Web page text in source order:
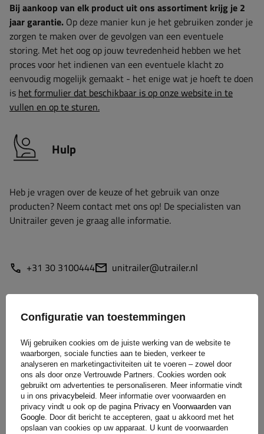
Bij aankoop van elk product uit ons assortiment krijg je 2
jaar garantie. Op deze manier kun je het gebruiken zonder je
zorgen te maken over de gevolgen van een eventuele
storing. Met het oog op jouw tevredenheid hebben we het
proces voor het indienen van een eventuele klacht zo
eenvoudig mogelijk gemaakt - het enige wat je hoeft te doen
is het formulier dat beschikbaar is op onze website in te
vullen en op te sturen.
Hulp
Heb je vragen over de keuze of het gebruik van onze
producten? Neem contact met ons op! De specialisten van
Unitrailer geven je graag alle informatie.
+31 30 3100444 unitrailer@utrailer.nl
Levering
Stel uw vraag
Configuratie van toestemmingen
Wij gebruiken cookies om de juiste werking van de website te
waarborgen, sociale functies aan te bieden, verkeer te
analyseren en marketingactiviteiten uit te voeren – zowel door
ons als door onze Vertrouwde Partners. Cookies worden ook
gebruikt om advertenties te personaliseren. Meer informatie vindt
u in ons privacybeleid. Meer informatie over voorwaarden en
privacy vindt u ook op de pagina Privacy en Voorwaarden van
Google. Door dit bericht te accepteren, gaat u akkoord met het
opslaan van cookies op uw apparaat. U kunt de voorwaarden